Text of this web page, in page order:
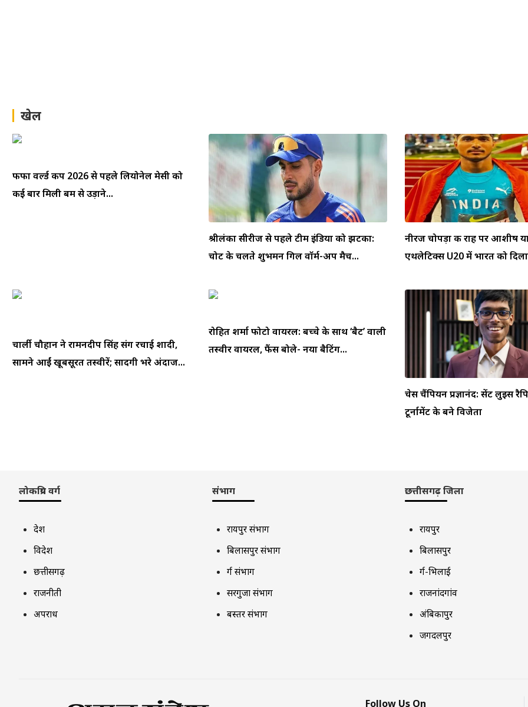
खेल
फीफा वर्ल्ड कप 2026 से पहले लियोनेल मेसी को
कई बार मिली बम से उड़ाने...
श्रीलंका सीरीज से पहले टीम इंडिया को झटका:
चोट के चलते शुभमन गिल वॉर्म-अप मैच...
नीरज चोपड़ा की राह पर आशीष
एथलेटिक्स U20 में भारत को
चार्ली चौहान ने रामनदीप सिंह संग रचाई शादी,
सामने आईं खूबसूरत तस्वीरें; सादगी भरे अंदाज...
रोहित शर्मा फोटो वायरल: बच्चे के साथ ‘बैट’ वाली
तस्वीर वायरल, फैंस बोले- नया बैटिंग...
चेस चैंपियन प्रज्ञानंद: सेंट लुइस
टूर्नामेंट के बने विजेता
लोकप्रिय वर्ग
देश
विदेश
छत्तीसगढ़
राजनीती
अपराध
संभाग
रायपुर संभाग
बिलासपुर संभाग
दुर्ग संभाग
सरगुजा संभाग
बस्तर संभाग
छत्तीसगढ़ जिला
रायपुर
बिलासपुर
दुर्ग-भिलाई
राजनांदगांव
अंबिकापुर
जगदलपुर
Follow Us On